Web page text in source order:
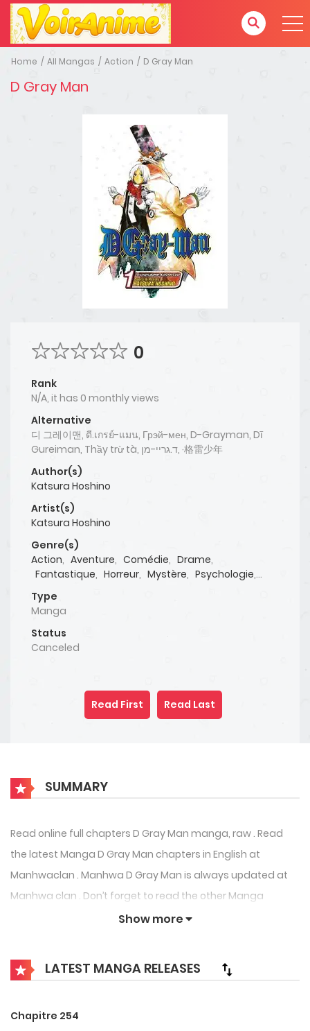
Home All Mangas Action D Gray Man
D Gray Man
0
Rank
N/A, it has 0 monthly views
Alternative
디 그레이맨, ดี.เกรย์-แมน, Грэй-мен, D-Grayman, Dī
Gureiman, Thầy trừ tà, ד.גריי-מן, ·格雷少年
Author(s)
Katsura Hoshino
Artist(s)
Katsura Hoshino
Genre(s)
Action, Aventure, Comédie, Drame,
Fantastique, Horreur, Mystère, Psychologie,
Type
Manga
Status
Canceled
Read First Read Last
SUMMARY
Read online full chapters D Gray Man manga, raw . Read
the latest Manga D Gray Man chapters in English at
Manhwaclan . Manhwa D Gray Man is always updated at
Manhwa clan . Don’t forget to read the other Manga
updates. A list of Manga collections Manhwaclan is in the
Le monde est sous la coupe d’entités maléfiques, issues
comte millénaire. Seule une lignée d’exorcistes
Show more
LATEST MANGA RELEASES
Chapitre 254